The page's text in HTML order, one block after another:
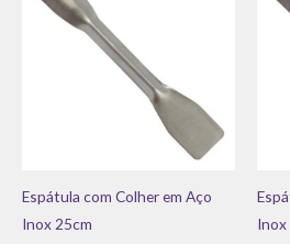
Espátula com Colher em Aço
Inox 25cm
Inox